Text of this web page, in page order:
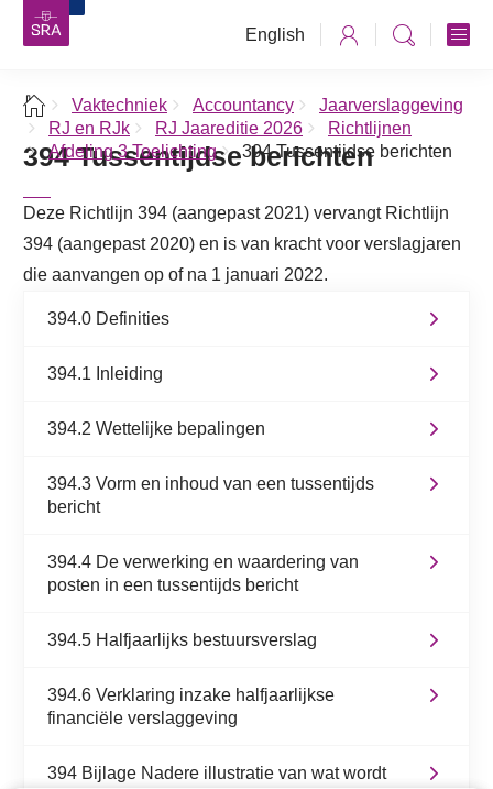
English
Vaktechniek Accountancy
Jaarverslaggeving
RJ en RJk
RJ Jaareditie 2026
Richtlijnen
Afdeling 3 Toelichting
394 Tussentijdse berichten
394 Tussentijdse berichten
Deze Richtlijn 394 (aangepast 2021) vervangt Richtlijn
394 (aangepast 2020) en is van kracht voor verslagjaren
die aanvangen op of na 1 januari 2022.
394.0 Definities
394.1 Inleiding
394.2 Wettelijke bepalingen
394.3 Vorm en inhoud van een tussentijds
bericht
394.4 De verwerking en waardering van
posten in een tussentijds bericht
394.5 Halfjaarlijks bestuursverslag
394.6 Verklaring inzake halfjaarlijkse
financiële verslaggeving
394 Bijlage Nadere illustratie van wat wordt